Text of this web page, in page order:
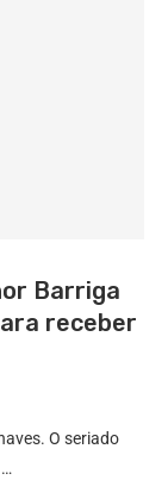
Barriga
receber
O seriado